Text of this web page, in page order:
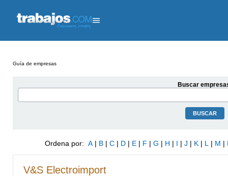
Guía de empresas
Buscar
Ordena por: A| B| C| D| E| F | G | H | I | J | K| L | M |
V&S Electroimport